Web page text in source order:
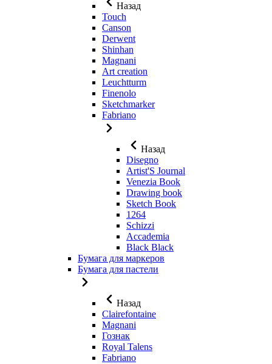
Назад
Touch
Canson
Derwent
Shinhan
Magnani
Art creation
Leuchtturm
Finenolo
Sketchmarker
Fabriano
Назад
Disegno
Artist'S Journal
Venezia Book
Drawing book
Sketch Book
1264
Schizzi
Accademia
Black Black
Бумага для маркеров
Бумага для пастели
Назад
Clairefontaine
Magnani
Гознак
Royal Talens
Fabriano